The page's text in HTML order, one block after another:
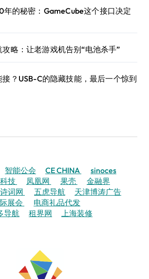
年的秘密：GameCube这个接口决定
略：让老游戏机告别“电池杀手”
？USB-C的隐藏技能，最后一个惊到
智能公会 CE CHINA
sinoces
技 凤凰网 果壳
金融界
词网 五虎导航
天津博涛广告
展会
电商礼品代发
导航 租界网 上海装修